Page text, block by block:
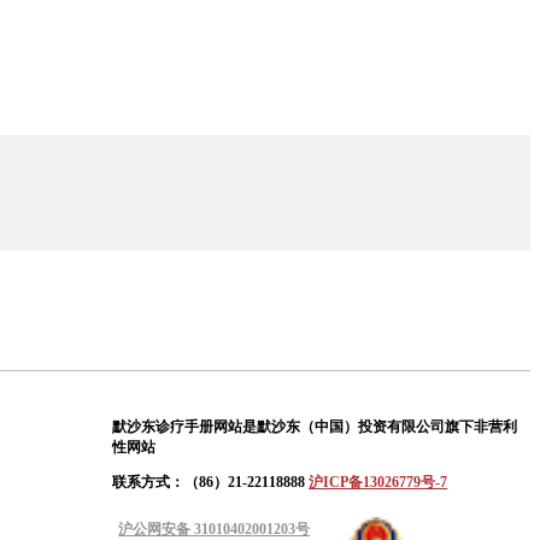
默沙东诊疗手册网站是默沙东（中国）投资有限公司旗下非营利
性网站
联系方式：（86）21-22118888 沪ICP备13026779号-7
沪公网安备 31010402001203号